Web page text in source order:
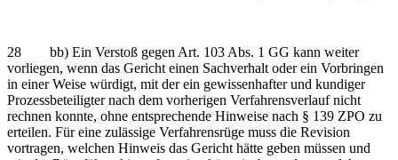
28 bb) Ein Verstoß gegen Art. 103 Abs. 1 GG kann weiter
vorliegen, wenn das Gericht einen Sachverhalt oder ein Vorbringen
in einer Weise würdigt, mit der ein gewissenhafter und kundiger
Prozessbeteiligter nach dem vorherigen Verfahrensverlauf nicht
rechnen konnte, ohne entsprechende Hinweise nach § 139 ZPO zu
erteilen. Für eine zulässige Verfahrensrüge muss die Revision
vortragen, welchen Hinweis das Gericht hätte geben müssen und